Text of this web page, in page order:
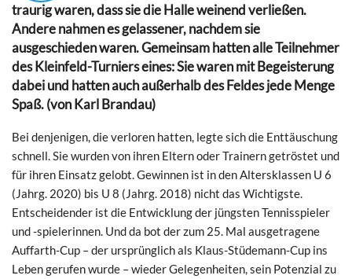
traurig waren, dass sie die Halle weinend verließen.
Andere nahmen es gelassener, nachdem sie
ausgeschieden waren. Gemeinsam hatten alle Teilnehmer
des Kleinfeld-Turniers eines: Sie waren mit Begeisterung
dabei und hatten auch außerhalb des Feldes jede Menge
Spaß. (von Karl Brandau)
Bei denjenigen, die verloren hatten, legte sich die Enttäuschung
schnell. Sie wurden von ihren Eltern oder Trainern getröstet und
für ihren Einsatz gelobt. Gewinnen ist in den Altersklassen U 6
(Jahrg. 2020) bis U 8 (Jahrg. 2018) nicht das Wichtigste.
Entscheidender ist die Entwicklung der jüngsten Tennisspieler
und -spielerinnen. Und da bot der zum 25. Mal ausgetragene
Auffarth-Cup – der ursprünglich als Klaus-Stüdemann-Cup ins
Leben gerufen wurde – wieder Gelegenheiten, sein Potenzial zu